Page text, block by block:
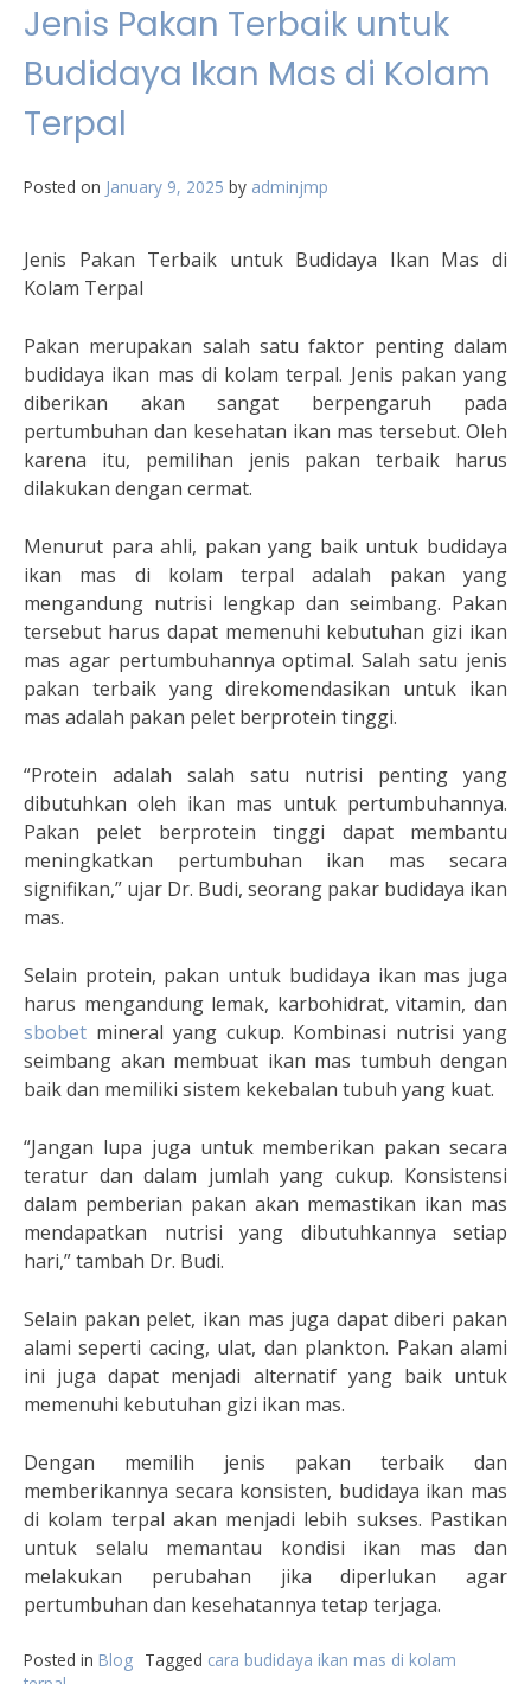
Jenis Pakan Terbaik untuk
Budidaya Ikan Mas di Kolam
Terpal
Posted on January 9, 2025 by adminjmp
Jenis Pakan Terbaik untuk Budidaya Ikan Mas di
Kolam Terpal
Pakan merupakan salah satu faktor penting dalam
budidaya ikan mas di kolam terpal. Jenis pakan yang
diberikan akan sangat berpengaruh pada
pertumbuhan dan kesehatan ikan mas tersebut. Oleh
karena itu, pemilihan jenis pakan terbaik harus
dilakukan dengan cermat.
Menurut para ahli, pakan yang baik untuk budidaya
ikan mas di kolam terpal adalah pakan yang
mengandung nutrisi lengkap dan seimbang. Pakan
tersebut harus dapat memenuhi kebutuhan gizi ikan
mas agar pertumbuhannya optimal. Salah satu jenis
pakan terbaik yang direkomendasikan untuk ikan
mas adalah pakan pelet berprotein tinggi.
“Protein adalah salah satu nutrisi penting yang
dibutuhkan oleh ikan mas untuk pertumbuhannya.
Pakan pelet berprotein tinggi dapat membantu
meningkatkan pertumbuhan ikan mas secara
signifikan,” ujar Dr. Budi, seorang pakar budidaya ikan
mas.
Selain protein, pakan untuk budidaya ikan mas juga
harus mengandung lemak, karbohidrat, vitamin, dan
sbobet mineral yang cukup. Kombinasi nutrisi yang
seimbang akan membuat ikan mas tumbuh dengan
baik dan memiliki sistem kekebalan tubuh yang kuat.
“Jangan lupa juga untuk memberikan pakan secara
teratur dan dalam jumlah yang cukup. Konsistensi
dalam pemberian pakan akan memastikan ikan mas
mendapatkan nutrisi yang dibutuhkannya setiap
hari,” tambah Dr. Budi.
Selain pakan pelet, ikan mas juga dapat diberi pakan
alami seperti cacing, ulat, dan plankton. Pakan alami
ini juga dapat menjadi alternatif yang baik untuk
memenuhi kebutuhan gizi ikan mas.
Dengan memilih jenis pakan terbaik dan
memberikannya secara konsisten, budidaya ikan mas
di kolam terpal akan menjadi lebih sukses. Pastikan
untuk selalu memantau kondisi ikan mas dan
melakukan perubahan jika diperlukan agar
pertumbuhan dan kesehatannya tetap terjaga.
Posted in Blog Tagged cara budidaya ikan mas di kolam